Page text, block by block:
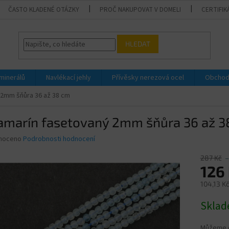
ČASTO KLADENÉ OTÁZKY PROČ NAKUPOVAT V DOMELI
HLEDAT
Navlékací jehly Přívěsky nerezová ocel
šňůra 36 až 38 cm
fasetovaný 2mm šňůra 36 až
Podrobnosti hodnocení
287 Kč
126
104,13
cena: